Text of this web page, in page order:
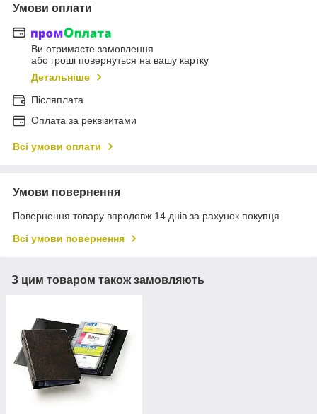
Умови оплати
Ви отримаєте замовлення
або гроші повернуться на вашу картку
Детальніше
Післяплата
Оплата за реквізитами
Всі умови оплати
Умови повернення
Повернення товару впродовж 14 днів за рахунок покупця
Всі умови повернення
З цим товаром також замовляють